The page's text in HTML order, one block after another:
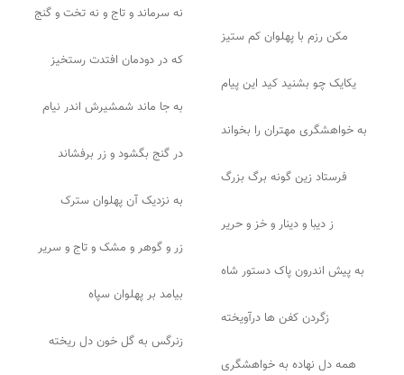
نه سرماند و تاج و نه تخت و گنج
مکن رزم با پهلوان کم ستیز
که در دودمان افتدت رستخیز
یکایک چو بشنید کید این پیام
به جا ماند شمشیرش اندر نیام
به خواهشگری مهتران را بخواند
در گنج بگشود و زر برفشاند
فرستاد زین گونه برگ بزرگ
به نزدیک آن پهلوان سترک
ز دیبا و دینار و خز و حریر
زر و گوهر و مشک و تاج و سریر
به پیش اندرون پاک دستور شاه
بیامد بر پهلوان سپاه
زگردن کفن ها درآویخته
زنرگس به گل خون دل ریخته
همه دل نهاده به خواهشگری